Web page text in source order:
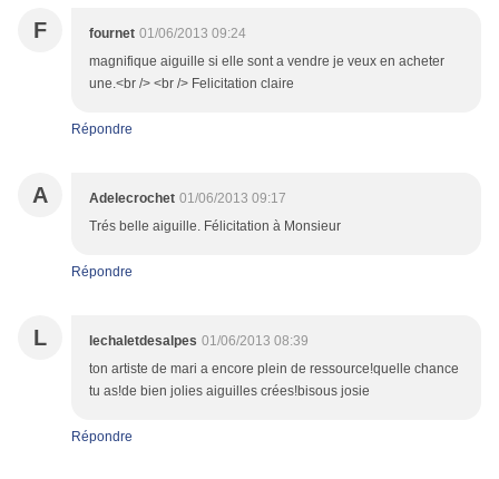
F fournet 01/06/2013 09:24
magnifique aiguille si elle sont a vendre je veux en acheter
une.<br /> <br /> Felicitation claire
Répondre
A Adelecrochet 01/06/2013 09:17
Trés belle aiguille. Félicitation à Monsieur
Répondre
L lechaletdesalpes 01/06/2013 08:39
ton artiste de mari a encore plein de ressource!quelle chance
tu as!de bien jolies aiguilles crées!bisous josie
Répondre